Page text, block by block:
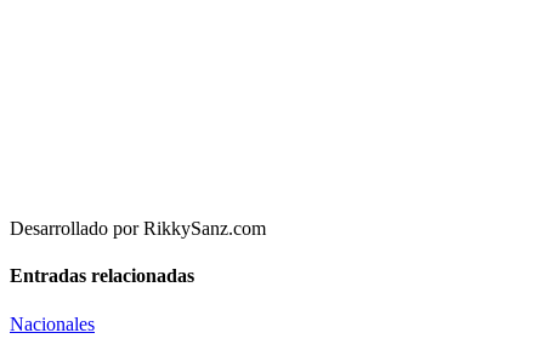
Desarrollado por RikkySanz.com
Entradas relacionadas
Nacionales